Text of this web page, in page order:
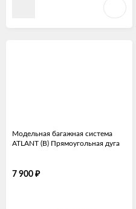
Модельная багажная система
ATLANT (B) Прямоугольная дуга
7 900 ₽